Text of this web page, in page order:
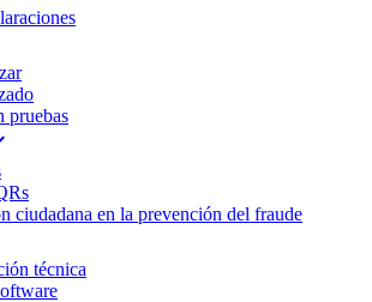
pruebas
ciudadana en la prevención del fraude
técnica